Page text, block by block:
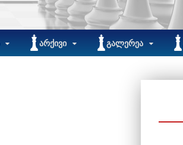
ᲐᲠᲥᲘᲕᲘ ᲒᲐᲚᲔᲠᲔᲐ